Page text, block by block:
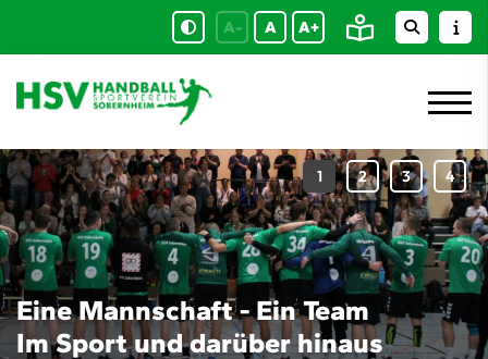
A- A A+
Eine Mannschaft - Ein Team
Im Sport und darüber hinaus